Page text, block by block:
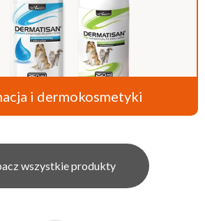
i dermokosmetyki
wszystkie produkty